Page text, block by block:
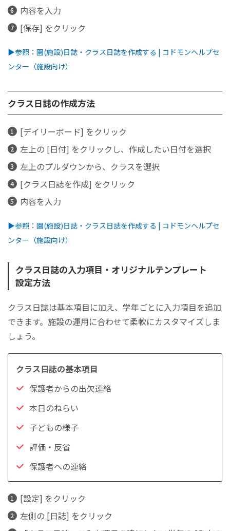
内容を入力
[保存] をクリック
▶参照：園(施設)日誌・クラス日誌を作成する | コドモンヘルプセ
ンター（施設向け）
クラス日誌の作成方法
[デイリーボード] をクリック
左上の [日付] をクリックし、作成したい日付を選択
左上のプルダウンから、クラスを選択
[クラス日誌を作成] をクリック
内容を入力
▶参照：園(施設)日誌・クラス日誌を作成する | コドモンヘルプセ
ンター（施設向け）
クラス日誌の入力項目・オリジナルテンプレート
設定方法
クラス日誌は基本項目に加え、学年ごとに入力項目を追加
できます。施設の運用に合わせて柔軟にカスタマイズしま
しょう。
保護者からの出欠連絡
本日のねらい
子どもの様子
評価・反省
保護者への連絡
[設定] をクリック
左側の [日誌] をクリック